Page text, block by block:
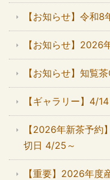
【お知らせ】令和
【お知らせ】2026
【お知らせ】知覧
【ギャラリー】4/
【2026年新茶予約
切日 4/25～
【重要】2026年度